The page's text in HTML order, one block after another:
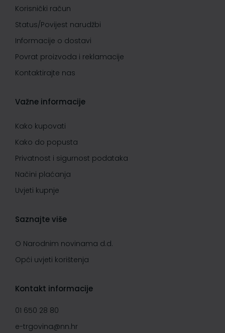
Korisnički račun
Status/Povijest narudžbi
Informacije o dostavi
Povrat proizvoda i reklamacije
Kontaktirajte nas
Važne informacije
Kako kupovati
Kako do popusta
Privatnost i sigurnost podataka
Načini plaćanja
Uvjeti kupnje
Saznajte više
O Narodnim novinama d.d.
Opći uvjeti korištenja
Kontakt informacije
01 650 28 80
e-trgovina@nn.hr